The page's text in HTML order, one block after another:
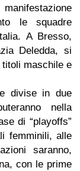
le squadre
A Bresso,
Deledda, si
maschile e
divise in due
nella
di “playoffs”
femminili, alle
saranno,
con le prime